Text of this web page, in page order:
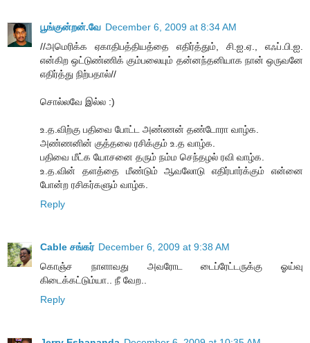
பூங்குன்றன்.வே December 6, 2009 at 8:34 AM
//அமெரிக்க ஏகாதிபத்தியத்தை எதிர்த்தும், சி.ஐ.ஏ., எஃப்.பி.ஐ.
என்கிற ஒட்டுண்ணிக் கும்பலையும் தன்னந்தனியாக நான் ஒருவனே
எதிர்த்து நிற்பதால்//
சொல்லவே இல்ல :)
உ.த.விற்கு பதிவை போட்ட அண்ணன் தண்டோரா வாழ்க.
அண்ணனின் குத்தலை ரசிக்கும் உ.த வாழ்க.
பதிவை மீட்க யோசனை தரும் நம்ம செந்தழல் ரவி வாழ்க.
உ.த.வின் தளத்தை மீண்டும் ஆவலோடு எதிர்பார்க்கும் என்னை
போன்ற ரசிகர்களும் வாழ்க.
Reply
Cable சங்கர் December 6, 2009 at 9:38 AM
கொஞ்ச நாளாவது அவரோட டைப்ரேட்டருக்கு ஓய்வு
கிடைக்கட்டும்யா.. நீ வேற..
Reply